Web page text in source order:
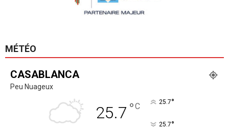
MÉTÉO
CASABLANCA
Peu Nuageux
25.7 °C 25.7°
25.7°